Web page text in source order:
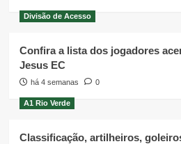
Divisão de Acesso
Confira a lista dos jogadores
Jesus EC
há 4 semanas 0
A1 Rio Verde
Classificação, artilheiros,